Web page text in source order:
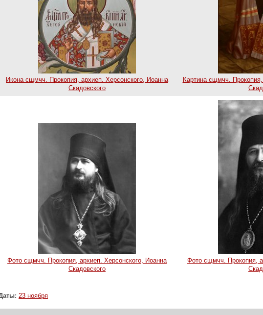
Икона сщмчч. Прокопия, архиеп. Херсонского, Иоанна
Скадовского
Картина сщмчч.
Фото сщмчч. Прокопия, архиеп. Херсонского, Иоанна
Скадовского
Фото сщмчч. Прокопия,
23 ноября